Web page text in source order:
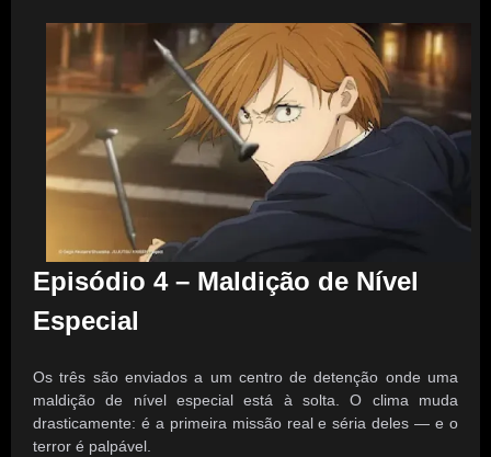
Episódio 4 – Maldição de Nível
Especial
Os três são enviados a um centro de detenção onde uma
maldição de nível especial está à solta. O clima muda
drasticamente: é a primeira missão real e séria deles — e o
terror é palpável.